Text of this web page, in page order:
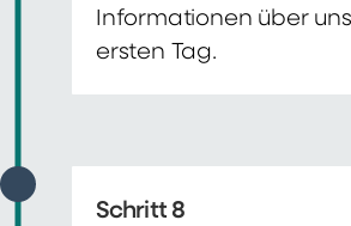
Informationen über
ersten Tag.
Schritt 8